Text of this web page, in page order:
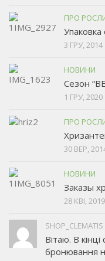
ПРО
3 ГРУ, 2014
НОВИНИ
Сезон
1 ГРУ, 2020
ПРО
30 ВЕР,
НОВИНИ
Заказы
28 КВІ, 2019
SHOP_CLEMATIS
Вітаю. В
бронювання